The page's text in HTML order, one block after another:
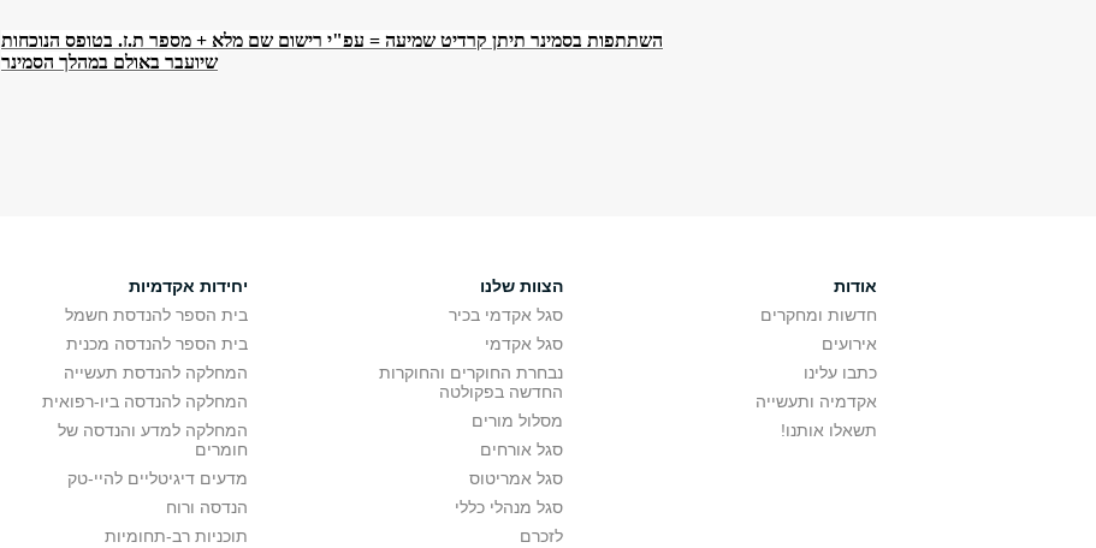
השתתפות בסמינר תיתן קרדיט שמיעה = עפ"י רישום שם מלא + מספר ת.ז. בטופס הנוכחות
שיועבר באולם במהלך הסמינר
אודות
חדשות ומחקרים
אירועים
כתבו עלינו
אקדמיה ותעשייה
תשאלו אותנו!
הצוות שלנו
סגל אקדמי בכיר
סגל אקדמי
נבחרת החוקרים והחוקרות
החדשה בפקולטה
מסלול מורים
סגל אורחים
סגל אמריטוס
סגל מנהלי כללי
לזכרם
יחידות אקדמיות
בית הספר להנדסת חשמל
בית הספר להנדסה מכנית
המחלקה להנדסת תעשייה
המחלקה להנדסה ביו-רפואית
המחלקה למדע והנדסה של
חומרים
מדעים דיגיטליים להיי-טק
הנדסה ורוח
תוכניות רב-תחומיות